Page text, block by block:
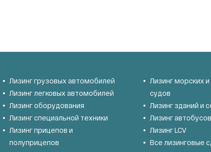
Лизинг грузовых автомобилей
Лизинг легковых автомобилей
Лизинг оборудования
Лизинг специальной техники
Лизинг прицепов и
полуприцепов
Лизинг морских
судов
Лизинг зданий и
Лизинг автобусов
Лизинг LCV
Все лизинговые